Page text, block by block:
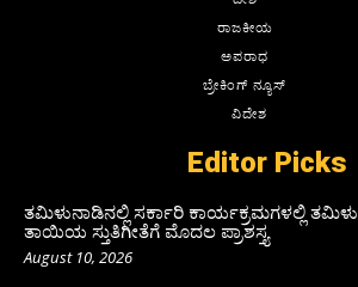
ರಾಜಕೀಯ
ಅಪರಾಧ
ಬ್ರೇಕಿಂಗ್ ನ್ಯೂಸ್
ವಿದೇಶ
Editor Picks
ತಮಿಳುನಾಡಿನಲ್ಲಿ ಸರ್ಕಾರಿ ಕಾರ್ಯಕ್ರಮಗಳಲ್ಲಿ ತಮಿಳು
ತಾಯಿಯ ಸ್ತುತಿಗೀತೆಗೆ ಮೊದಲ ಪ್ರಾಶಸ್ತ್ಯ
August 10, 2026